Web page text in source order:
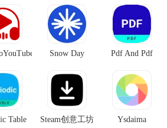
Snow Day
Pdf And Pdf
Table Steam创意工坊 Ysdaima